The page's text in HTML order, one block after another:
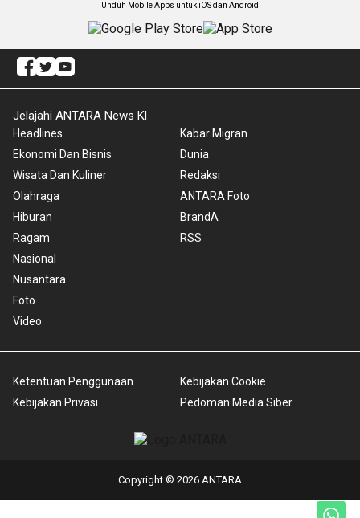
Unduh Mobile Apps untuk iOS dan Android
Jelajahi ANTARA News Kl
Headlines
Ekonomi Dan Bisnis
Wisata Dan Kuliner
Olahraga
Hiburan
Ragam
Nasional
Nusantara
Foto
Video
Kabar Migran
Dunia
Redaksi
ANTARA Foto
BrandA
RSS
Ketentuan Penggunaan
Kebijakan Privasi
Kebijakan Cookie
Pedoman Media Siber
Copyright © 2026 ANTARA